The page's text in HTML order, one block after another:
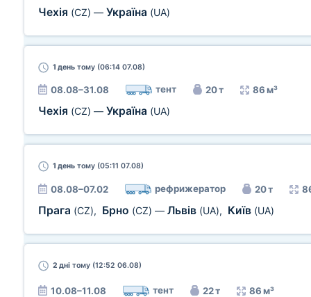
Чехія (CZ) — Україна (UA)
1 день тому (06:14 07.08)
08.08–31.08 тент 20 т 86 м³
Чехія (CZ) — Україна (UA)
1 день тому (05:11 07.08)
08.08–07.02 рефрижератор 20 т
Прага (CZ), Брно (CZ) — Львів (UA), Київ (UA)
2 дні тому (12:52 06.08)
10.08–11.08 тент 22 т 86 м³